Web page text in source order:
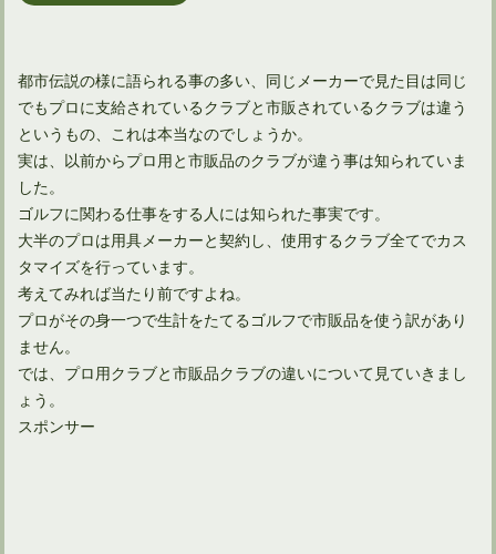
都市伝説の様に語られる事の多い、同じメーカーで見た目は同じ
でもプロに支給されているクラブと市販されているクラブは違う
というもの、これは本当なのでしょうか。
実は、以前からプロ用と市販品のクラブが違う事は知られていま
した。
ゴルフに関わる仕事をする人には知られた事実です。
大半のプロは用具メーカーと契約し、使用するクラブ全てでカス
タマイズを行っています。
考えてみれば当たり前ですよね。
プロがその身一つで生計をたてるゴルフで市販品を使う訳があり
ません。
では、プロ用クラブと市販品クラブの違いについて見ていきまし
ょう。
スポンサー